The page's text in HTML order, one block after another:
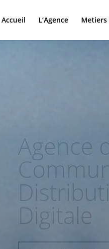
Accueil L’Agence Metiers
Gaming
High-
Contactez-Nous